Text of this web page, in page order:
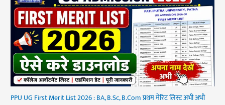
PPU UG First Merit List 2026 : BA, B.Sc, B.Com प्रथम मेरिट लिस्ट अभी अभी